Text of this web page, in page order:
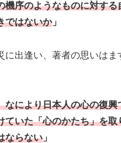
機序のようなものに対する
ではないか」
に出逢い、著者の思いはま
なにより日本人の心の復興
ていた「心のかたち」を取
ならない 」